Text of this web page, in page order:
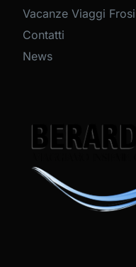
Vacanze Viaggi
Contatti
News